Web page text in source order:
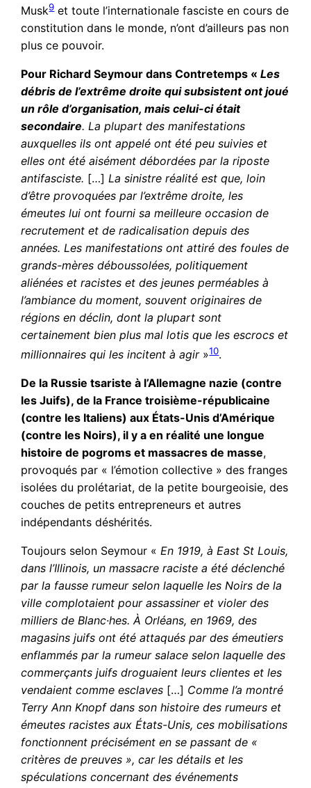
Musk9et toute l’internationale fasciste en cours de
constitution dans le monde, n’ont d’ailleurs pas non
plus ce pouvoir.
Pour Richard Seymour dans Contretemps «Les
débris de l’extrême droite qui subsistent ont joué
un rôle d’organisation, mais celui-ci était
secondaire. La plupart des manifestations
auxquelles ils ont appelé ont été peu suivies et
elles ont été aisément débordées par la riposte
antifasciste. […] La sinistre réalité est que, loin
d’être provoquées par l’extrême droite, les
émeutes lui ont fourni sa meilleure occasion de
recrutement et de radicalisation depuis des
années. Les manifestations ont attiré des foules de
grands-mères déboussolées, politiquement
aliénées et racistes et des jeunes perméables à
l’ambiance du moment, souvent originaires de
régions en déclin, dont la plupart sont
certainement bien plus mal lotis que les escrocs et
millionnaires qui les incitent à agir»10.
De la Russie tsariste à l’Allemagne nazie (contre
les Juifs), de la France troisième-républicaine
(contre les Italiens) aux États-Unis d’Amérique
(contre les Noirs), il y a en réalité une longue
histoire de pogroms et massacres de masse,
provoqués par « l’émotion collective » des franges
isolées du prolétariat, de la petite bourgeoisie, des
couches de petits entrepreneurs et autres
indépendants déshérités.
Toujours selon Seymour «En 1919, à East St Louis,
dans l’Illinois, un massacre raciste a été déclenché
par la fausse rumeur selon laquelle les Noirs de la
ville complotaient pour assassiner et violer des
milliers de Blanc·hes. À Orléans, en 1969, des
magasins juifs ont été attaqués par des émeutiers
enflammés par la rumeur salace selon laquelle des
commerçants juifs droguaient leurs clientes et les
vendaient comme esclaves […] Comme l’a montré
Terry Ann Knopf dans son histoire des rumeurs et
émeutes racistes aux États-Unis, ces mobilisations
fonctionnent précisément en se passant de «
critères de preuves », car les détails et les
spéculations concernant des événements